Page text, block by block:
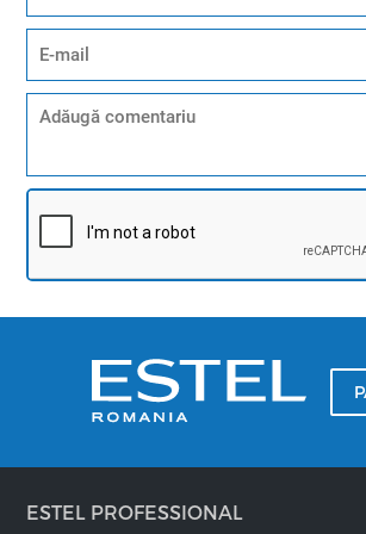
CE ESTE POSIBIL?
• Închidere / ton pe ton - 6%
• 1 ton deschidere - 6%
• 2 tonuri deschidere - 9%
Vopsea permanentă inovatoare
Acoperire 100% a părului alb
nuanțe frumoase și strălucitoare de
Vopselele permanente și
ESTEL PROFESSIONAL